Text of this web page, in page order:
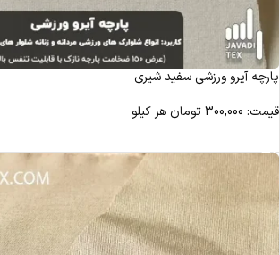
پارچه آیرو ورزشی سفید شیری
قیمت: 300,000تومان هر کیلو